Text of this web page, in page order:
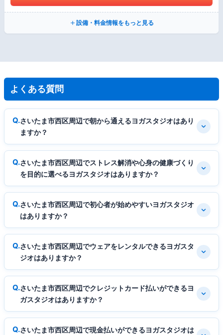
設備・料金情報をもっと見る
よくある質問
さいたま市西区周辺で朝から通えるヨガスタジオはあり
ますか？
さいたま市西区周辺でストレス解消や心身の健康づくり
を目的に選べるヨガスタジオはありますか？
さいたま市西区周辺で初心者が始めやすいヨガスタジオ
はありますか？
さいたま市西区周辺でウェアをレンタルできるヨガスタ
ジオはありますか？
さいたま市西区周辺でクレジットカード払いができるヨ
ガスタジオはありますか？
さいたま市西区周辺で現金払いができるヨガスタジオは